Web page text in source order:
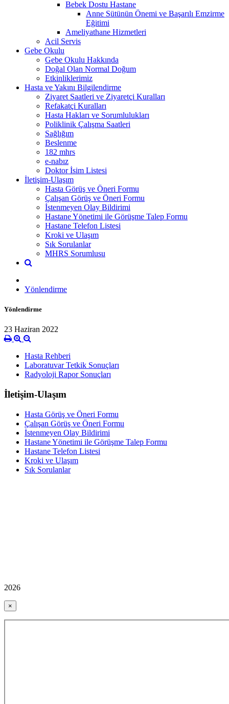
Bebek Dostu Hastane
Anne Sütünün Önemi ve Başarılı Emzirme
Eğitimi
Ameliyathane Hizmetleri
Acil Servis
Gebe Okulu
Gebe Okulu Hakkında
Doğal Olan Normal Doğum
Etkinliklerimiz
Hasta ve Yakını Bilgilendirme
Ziyaret Saatleri ve Ziyaretçi Kuralları
Refakatçi Kuralları
Hasta Hakları ve Sorumlulukları
Poliklinik Çalışma Saatleri
Sağlığım
Beslenme
182 mhrs
e-nabız
Doktor İsim Listesi
İletişim-Ulaşım
Hasta Görüş ve Öneri Formu
Çalışan Görüş ve Öneri Formu
İstenmeyen Olay Bildirimi
Hastane Yönetimi ile Görüşme Talep Formu
Hastane Telefon Listesi
Kroki ve Ulaşım
Sık Sorulanlar
MHRS Sorumlusu
Yönlendirme
Yönlendirme
23 Haziran 2022
Hasta Rehberi
Laboratuvar Tetkik Sonuçları
Radyoloji Rapor Sonuçları
İletişim-Ulaşım
Hasta Görüş ve Öneri Formu
Çalışan Görüş ve Öneri Formu
İstenmeyen Olay Bildirimi
Hastane Yönetimi ile Görüşme Talep Formu
Hastane Telefon Listesi
Kroki ve Ulaşım
Sık Sorulanlar
2026
×